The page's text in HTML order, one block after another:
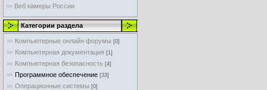
Веб камеры России
Категории раздела
Компьютерные онлайн форумы [0]
Компьютерная документация [1]
Компьютерная безопасность [4]
Программное обеспечение [33]
Операционные системы [0]